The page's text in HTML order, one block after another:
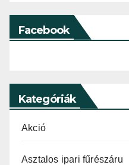
Facebook
Kategóriák
Akció
Asztalos ipari fűrészáru